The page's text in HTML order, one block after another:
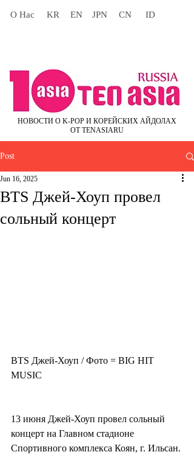
О Нас KR EN JPN CN ID
НОВОСТИ О K-POP И КОРЕЙСКИХ АЙДОЛАХ
ОТ TENASIARU
Post
BTS Джей-Хоуп провел
сольный концерт
Jun 16, 2025
BTS Джей-Хоуп / Фото = BIG HIT
MUSIC
13 июня Джей-Хоуп провел сольный
концерт на Главном стадионе
Спортивного комплекса Коян, г. Ильсан.